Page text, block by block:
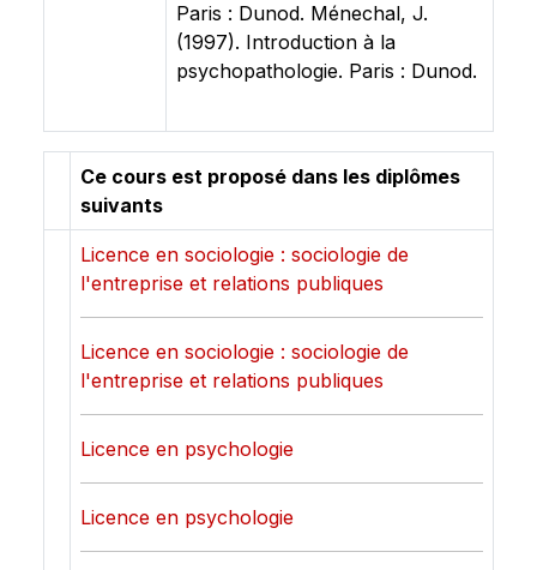
Paris : Dunod. Ménechal, J.
(1997). Introduction à la
psychopathologie. Paris : Dunod.
Ce cours est proposé dans les diplômes
suivants
Licence en sociologie : sociologie de
l'entreprise et relations publiques
Licence en sociologie : sociologie de
l'entreprise et relations publiques
Licence en psychologie
Licence en psychologie